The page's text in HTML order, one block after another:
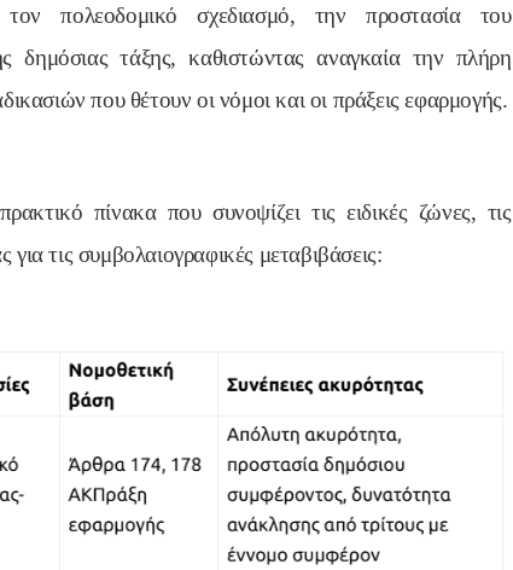
τον πολεοδομικό σχεδιασμό, την προστασία του
δημόσιας τάξης, καθιστώντας αναγκαία την πλήρη
που θέτουν οι νόμοι και οι πράξεις εφαρμογής.
πίνακα που συνοψίζει τις ειδικές ζώνες, τις
για τις συμβολαιογραφικές μεταβιβάσεις: